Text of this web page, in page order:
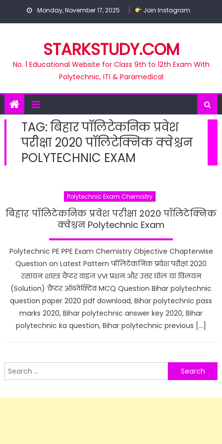
Monday, November 17, 2025 Join Instagram
STARKSTUDY.COM
No. 1 Educational Website for Class 9th to 12th Exam With
Polytechnic, ITI & Paramedical
TAG:बिहार पॉलिटेकनिक प्रवेश
परीक्षा 2020 पॉलिटेक्निक क्वेश्चन
POLYTECHNIC EXAM
Polytechnic Exam Chemistry
बिहार पॉलिटेकनिक प्रवेश परीक्षा 2020 पॉलिटेक्निक
क्वेश्चन Polytechnic Exam
Polytechnic PE PPE Exam Chemistry Objective Chapterwise
Question on Latest Pattern पॉलिटेकनिक प्रवेश परीक्षा 2020
रसायन शास्त्र चैप्टर वाइज VVI प्रशन और उत्तर घोल या विलयन
(Solution) चैप्टर ऑब्जेक्टिव MCQ Question Bihar polytechnic
question paper 2020 pdf download, Bihar polytechnic pass
marks 2020, Bihar polytechnic answer key 2020, Bihar
polytechnic ka question, Bihar polytechnic previous […]
Search
for: